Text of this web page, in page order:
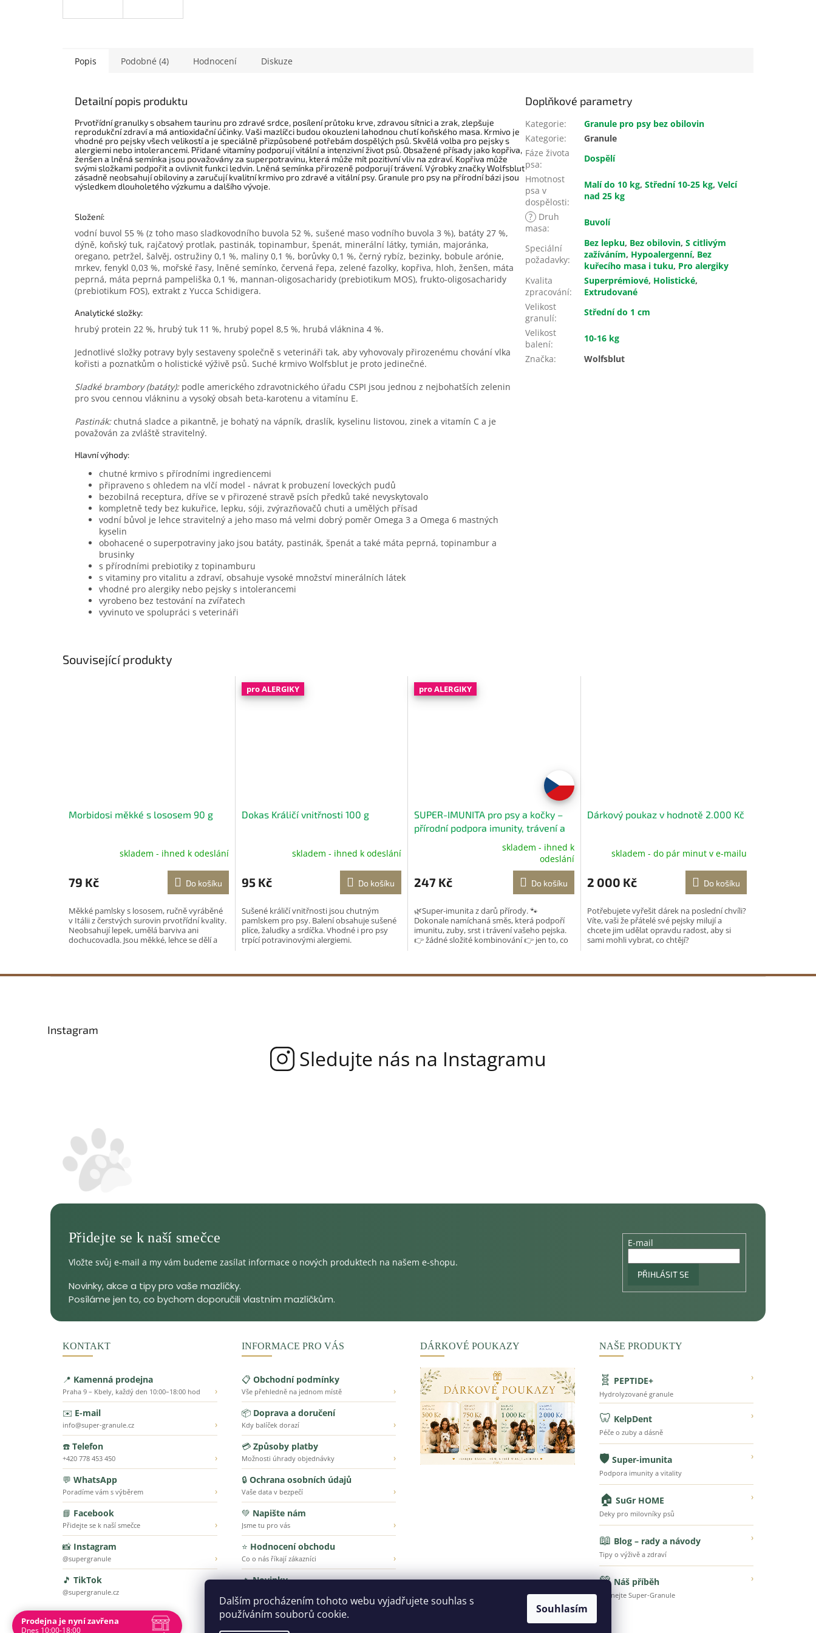
Dalším procházením tohoto webu vyjadřujete souhlas s
používáním souborů cookie.
Souhlasím
A
Popis Podobné (4) Hodnocení Diskuze
Detailní popis produktu
Prvotřídní granulky s obsahem taurinu pro zdravé srdce, posílení průtoku krve, zdravou sítnici a zrak, zlepšuje
reprodukční zdraví a má antioxidační účinky. Vaši mazlíčci budou okouzleni lahodnou chutí koňského masa. Krmivo je
vhodné pro pejsky všech velikostí a je speciálně přizpůsobené potřebám dospělých psů. Skvělá volba pro pejsky s
alergiemi nebo intolerancemi. Přidané vitamíny podporují vitální a intenzivní život psů. Obsažené přísady jako kopřiva,
ženšen a lněná semínka jsou považovány za superpotravinu, která může mít pozitivní vliv na zdraví. Kopřiva může
svými složkami podpořit a ovlivnit funkci ledvin. Lněná semínka přirozeně podporují trávení. Výrobky značky Wolfsblut
zásadně neobsahují obiloviny a zaručují kvalitní krmivo pro zdravé a vitální psy. Granule pro psy na přírodní bázi jsou
výsledkem dlouholetého výzkumu a dalšího vývoje.
Složení:
vodní buvol 55 % (z toho maso sladkovodního buvola 52 %, sušené maso vodního buvola 3 %), batáty 27 %,
dýně, koňský tuk, rajčatový protlak, pastinák, topinambur, špenát, minerální látky, tymián, majoránka,
oregano, petržel, šalvěj, ostružiny 0,1 %, maliny 0,1 %, borůvky 0,1 %, černý rybíz, bezinky, bobule arónie,
mrkev, fenykl 0,03 %, mořské řasy, lněné semínko, červená řepa, zelené fazolky, kopřiva, hloh, ženšen, máta
peprná, máta peprná pampeliška 0,1 %, mannan-oligosacharidy (prebiotikum MOS), frukto-oligosacharidy
(prebiotikum FOS), extrakt z Yucca Schidigera.
Analytické složky:
hrubý protein 22 %, hrubý tuk 11 %, hrubý popel 8,5 %, hrubá vláknina 4 %.
Jednotlivé složky potravy byly sestaveny společně s veterináři tak, aby vyhovovaly přirozenému chování vlka
kořisti a poznatkům o holistické výživě psů. Suché krmivo Wolfsblut je proto jedinečné.
Sladké brambory (batáty):podle amerického zdravotnického úřadu CSPI jsou jednou z nejbohatších zelenin
pro svou cennou vlákninu a vysoký obsah beta-karotenu a vitamínu E.
Pastinák:chutná sladce a pikantně, je bohatý na vápník, draslík, kyselinu listovou, zinek a vitamín C a je
považován za zvláště stravitelný.
Hlavní výhody:
chutné krmivo s přírodními ingrediencemi
připraveno s ohledem na vlčí model - návrat k probuzení loveckých pudů
bezobilná receptura, dříve se v přirozené stravě psích předků také nevyskytovalo
kompletně tedy bez kukuřice, lepku, sóji, zvýrazňovačů chuti a umělých přísad
vodní bůvol je lehce stravitelný a jeho maso má velmi dobrý poměr Omega 3 a Omega 6 mastných
kyselin
obohacené o superpotraviny jako jsou batáty, pastinák, špenát a také máta peprná, topinambur a
brusinky
s přírodními prebiotiky z topinamburu
s vitaminy pro vitalitu a zdraví, obsahuje vysoké množství minerálních látek
vhodné pro alergiky nebo pejsky s intolerancemi
vyrobeno bez testování na zvířatech
vyvinuto ve spolupráci s veterináři
Doplňkové parametry
Kategorie:
Granule pro psy bez obilovin
Kategorie:
Granule
Fáze života
psa:
Dospělí
Hmotnost
psa v
dospělosti:
Malí do 10 kg,Střední 10-25 kg,Velcí
nad 25 kg
? Druh
masa:
Buvolí
Speciální
požadavky:
Bez lepku, Bez obilovin,S citlivým
zažíváním, Hypoalergenní, Bez
kuřecího masa i tuku, Pro alergiky
Kvalita
zpracování:
Superprémiové, Holistické,
Extrudované
Velikost
granulí:
Střední do 1 cm
Velikost
balení:
10-16 kg
Značka: Wolfsblut
Související produkty
Morbidosi měkké s lososem 90 g
skladem - ihned k odeslání
79 Kč Do košíku
Měkké pamlsky s lososem, ručně vyráběné
v Itálii z čerstvých surovin prvotřídní kvality.
Neobsahují lepek, umělá barviva ani
dochucovadla. Jsou měkké, lehce se dělí a
pro ALERGIKY
Dokas Králičí vnitřnosti 100 g
skladem - ihned k odeslání
95 Kč Do košíku
Sušené králičí vnitřnosti jsou chutným
pamlskem pro psy. Balení obsahuje sušené
plíce, žaludky a srdíčka. Vhodné i pro psy
trpící potravinovými alergiemi.
pro ALERGIKY
SUPER-IMUNITA pro psy a kočky –
přírodní podpora imunity, trávení a
produktu
je
z
5
hvězdiček.
skladem - ihned k
odeslání
247 Kč Do košíku
🌿Super-imunita z darů přírody. 🐾
Dokonale namíchaná směs, která podpoří
imunitu, zuby, srst i trávení vašeho pejska.
👉 žádné složité kombinování 👉 jen to, co
Dárkový poukaz v hodnotě 2.000 Kč
skladem - do pár minut v e-mailu
2 000 Kč Do košíku
Potřebujete vyřešit dárek na poslední chvíli?
Víte, vaši že přátelé své pejsky milují a
chcete jim udělat opravdu radost, aby si
sami mohli vybrat, co chtějí?
Instagram
Vložte svůj e-mail a my vám budeme zasílat informace o nových produktech na našem e-shopu.
E-mail
PŘIHLÁSIT SE
KONTAKT
📍 Kamenná prodejna
Praha 9 – Kbely, každý den 10:00–18:00 hod
›
✉️ E-mail
info@super-granule.cz
›
☎️ Telefon
+420 778 453 450
›
💬 WhatsApp
Poradíme vám s výběrem
›
📘 Facebook
Přidejte se k naší smečce
›
📸 Instagram
@supergranule
›
🎵 TikTok
@supergranule.cz
INFORMACE PRO VÁS
📋 Obchodní podmínky
Vše přehledně na jednom místě
›
📦 Doprava a doručení
Kdy balíček dorazí
›
💳 Způsoby platby
Možnosti úhrady objednávky
›
🔒 Ochrana osobních údajů
Vaše data v bezpečí
›
💚 Napište nám
Jsme tu pro vás
›
⭐ Hodnocení obchodu
Co o nás říkají zákazníci
›
🔥Novinky
DÁRKOVÉ POUKAZY NAŠE PRODUKTY
🧬 PEPTIDE+ ›
Hydrolyzované granule
🦷 KelpDent ›
Péče o zuby a dásně
🛡️ Super-imunita ›
Podpora imunity a vitality
🏠 SuGr HOME ›
Deky pro milovníky psů
📖 Blog – rady a návody ›
Tipy o výživě a zdraví
💚 Náš příběh ›
Poznejte Super-Granule
Prodejna je nyní zavřena
Dnes 10:00-18:00